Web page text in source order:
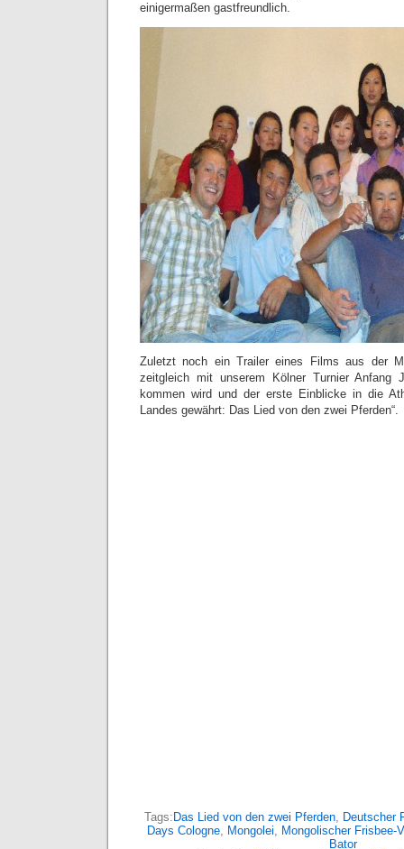
einigermaßen gastfreundlich.
Zuletzt noch ein Trailer eines Films aus der
zeitgleich mit unserem Kölner Turnier Anfang
kommen wird und der erste Einblicke in die
Landes gewährt: Das Lied von den zwei Pferden“.
Tags: Das Lied von den zwei Pferden, Deutscher
Days Cologne, Mongolei, Mongolischer Frisbee-
Bator